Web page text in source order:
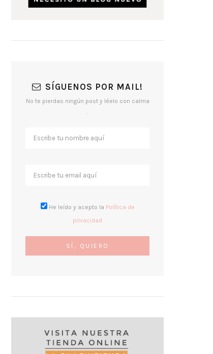
SÍGUENOS POR MAIL!
No te pierdas ningún post y léelo con calma
.
He leído y acepto la Política de
privacidad